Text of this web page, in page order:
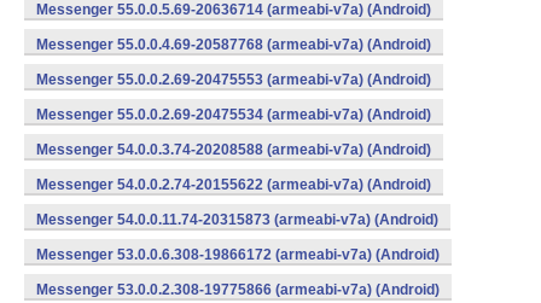
Messenger 55.0.0.5.69-20636714 (armeabi-v7a) (Android)
Messenger 55.0.0.4.69-20587768 (armeabi-v7a) (Android)
Messenger 55.0.0.2.69-20475553 (armeabi-v7a) (Android)
Messenger 55.0.0.2.69-20475534 (armeabi-v7a) (Android)
Messenger 54.0.0.3.74-20208588 (armeabi-v7a) (Android)
Messenger 54.0.0.2.74-20155622 (armeabi-v7a) (Android)
Messenger 54.0.0.11.74-20315873 (armeabi-v7a) (Android)
Messenger 53.0.0.6.308-19866172 (armeabi-v7a) (Android)
Messenger 53.0.0.2.308-19775866 (armeabi-v7a) (Android)